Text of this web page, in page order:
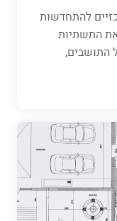
להתחדשות
התשתיות
התושבים,